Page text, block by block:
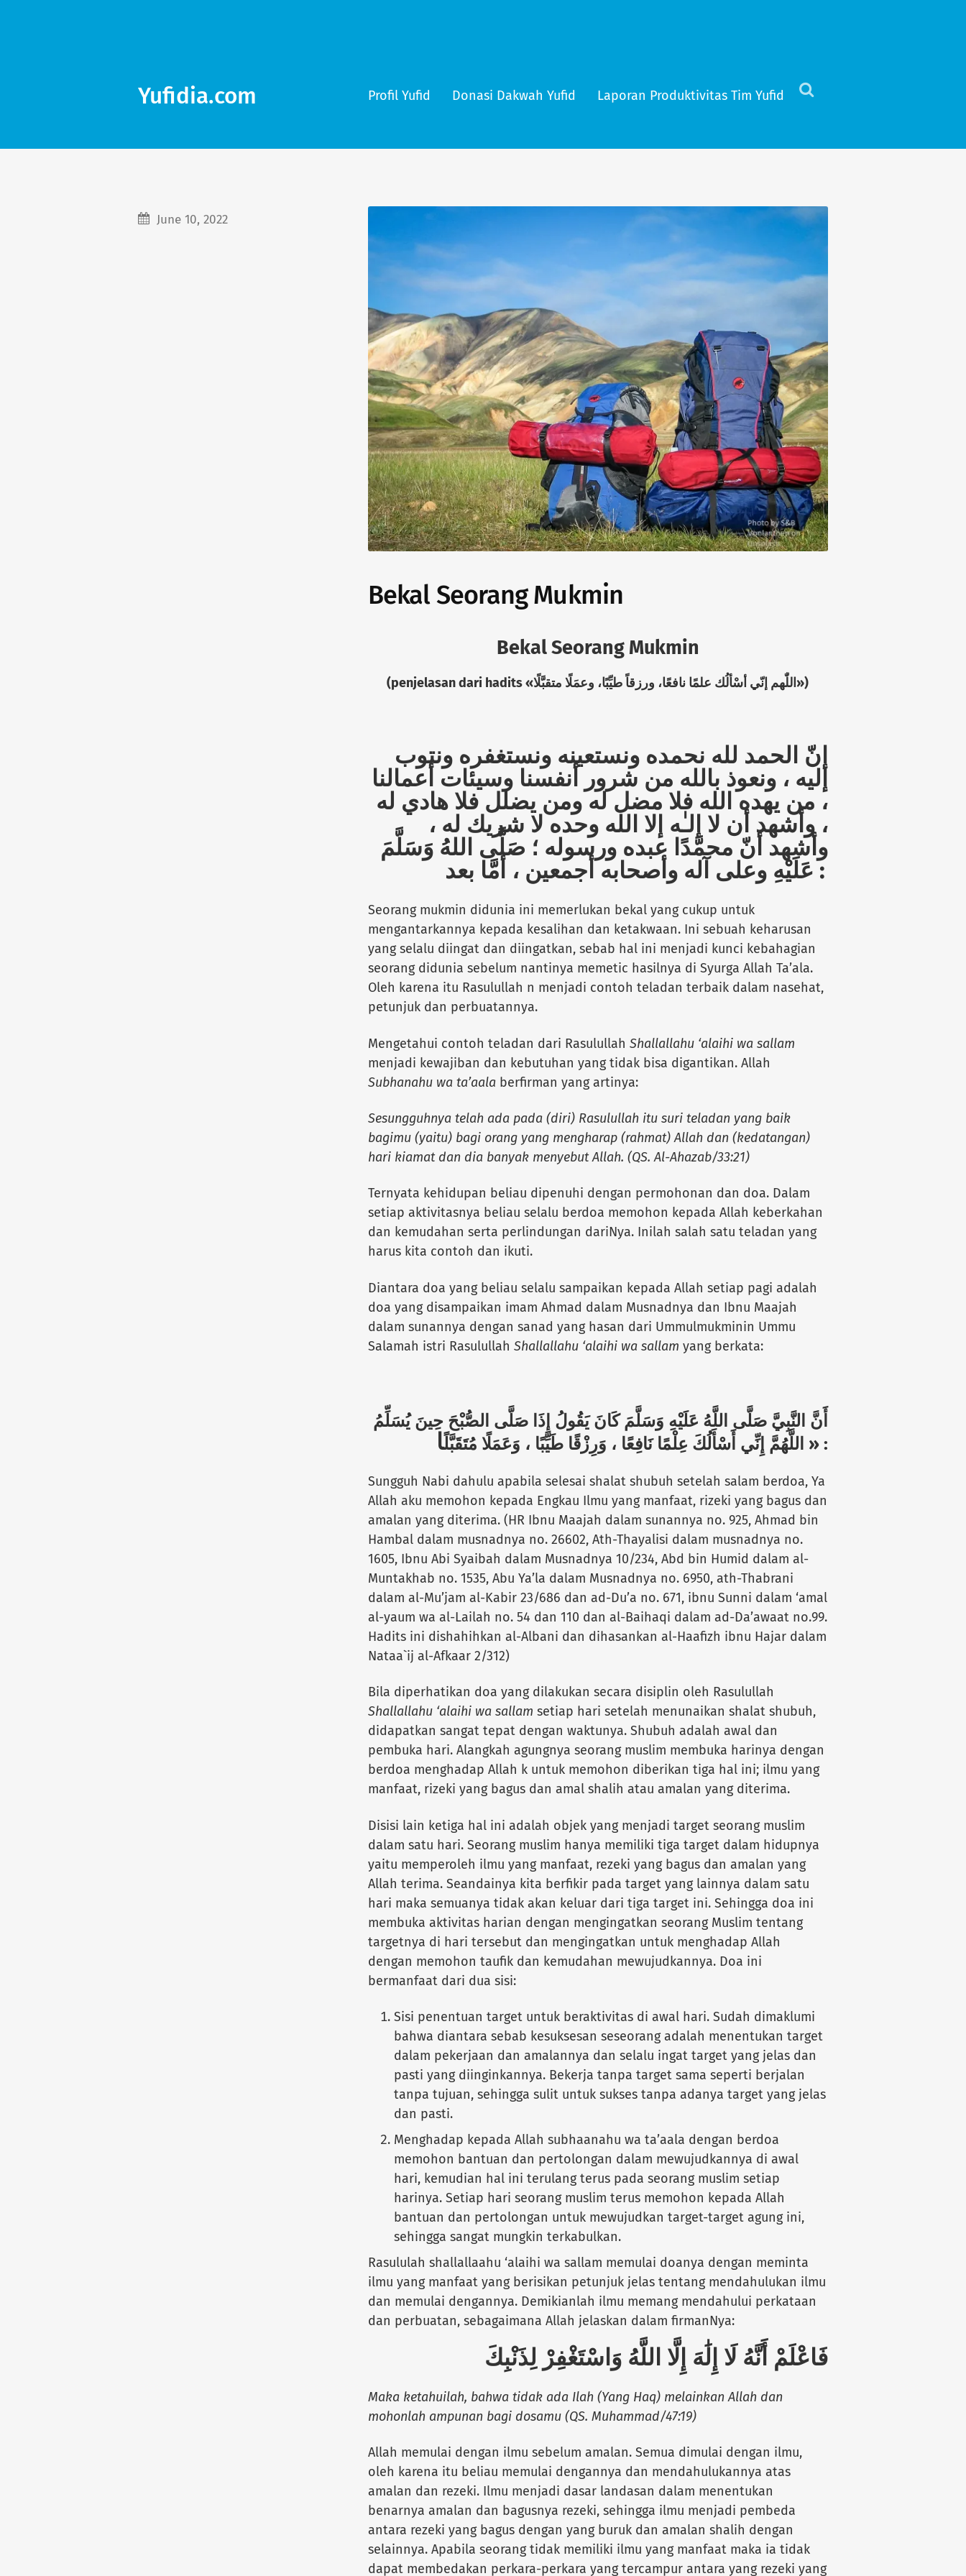
Yufidia.com
the
Profil Yufid Donasi Dakwah Yufid Laporan Produktivitas Tim Yufid
Bekal Seorang Mukmin
June 10, 2022
Bekal Seorang Mukmin
(penjelasan dari hadits «اللّٰهم إنّي أسْألُك علمًا نافعًا، ورزقاً طيِّبًا، وعمَلًا متقبَّلًا»)
إنّ الحمد لله نحمده ونستعينه ونستغفره ونتوب
إليه ، ونعوذ بالله من شرور أنفسنا وسيئات أعمالنا
، من يهده الله فلا مضل له ومن يضلل فلا هادي له
، وأشهد أن لا إلـٰه إلا الله وحده لا شريك له ،
وأشهد أنّ محمَّدًا عبده ورسوله ؛ صَلَّى اللهُ وَسَلَّمَ
عَلَيْهِ وعلى آله وأصحابه أجمعين ، أمَّا بعد :
Seorang mukmin didunia ini memerlukan bekal yang cukup untuk
mengantarkannya kepada kesalihan dan ketakwaan. Ini sebuah keharusan
yang selalu diingat dan diingatkan, sebab hal ini menjadi kunci kebahagian
seorang didunia sebelum nantinya memetic hasilnya di Syurga Allah Ta’ala.
Oleh karena itu Rasulullah n menjadi contoh teladan terbaik dalam nasehat,
petunjuk dan perbuatannya.
Mengetahui contoh teladan dari Rasulullah Shallallahu ‘alaihi wa sallam
menjadi kewajiban dan kebutuhan yang tidak bisa digantikan. Allah
Subhanahu wa ta’aalaberfirman yang artinya:
Sesungguhnya telah ada pada (diri) Rasulullah itu suri teladan yang baik
bagimu (yaitu) bagi orang yang mengharap (rahmat) Allah dan (kedatangan)
hari kiamat dan dia banyak menyebut Allah. (QS. Al-Ahazab/33:21)
Ternyata kehidupan beliau dipenuhi dengan permohonan dan doa. Dalam
setiap aktivitasnya beliau selalu berdoa memohon kepada Allah keberkahan
dan kemudahan serta perlindungan dariNya. Inilah salah satu teladan yang
harus kita contoh dan ikuti.
Diantara doa yang beliau selalu sampaikan kepada Allah setiap pagi adalah
doa yang disampaikan imam Ahmad dalam Musnadnya dan Ibnu Maajah
dalam sunannya dengan sanad yang hasan dari Ummulmukminin Ummu
Salamah istri Rasulullah Shallallahu ‘alaihi wa sallam yang berkata:
أَنَّ النَّبِيَّ صَلَّى اللَّهُ عَلَيْهِ وَسَلَّمَ كَانَ يَقُولُ إِذَا صَلَّى الصُّبْحَ حِينَ يُسَلِّمُ
: « اللَّهُمَّ إِنِّي أَسْأَلُكَ عِلْمًا نَافِعًا ، وَرِزْقًا طَيِّبًا ، وَعَمَلًا مُتَقَبَّلًا
Sungguh Nabi dahulu apabila selesai shalat shubuh setelah salam berdoa, Ya
Allah aku memohon kepada Engkau Ilmu yang manfaat, rizeki yang bagus dan
amalan yang diterima. (HR Ibnu Maajah dalam sunannya no. 925, Ahmad bin
Hambal dalam musnadnya no. 26602, Ath-Thayalisi dalam musnadnya no.
1605, Ibnu Abi Syaibah dalam Musnadnya 10/234, Abd bin Humid dalam al-
Muntakhab no. 1535, Abu Ya’la dalam Musnadnya no. 6950, ath-Thabrani
dalam al-Mu’jam al-Kabir 23/686 dan ad-Du’a no. 671, ibnu Sunni dalam ‘amal
al-yaum wa al-Lailah no. 54 dan 110 dan al-Baihaqi dalam ad-Da’awaat no.99.
Hadits ini dishahihkan al-Albani dan dihasankan al-Haafizh ibnu Hajar dalam
Nataa`ij al-Afkaar 2/312)
Bila diperhatikan doa yang dilakukan secara disiplin oleh Rasulullah
Shallallahu ‘alaihi wa sallam setiap hari setelah menunaikan shalat shubuh,
didapatkan sangat tepat dengan waktunya. Shubuh adalah awal dan
pembuka hari. Alangkah agungnya seorang muslim membuka harinya dengan
berdoa menghadap Allah k untuk memohon diberikan tiga hal ini; ilmu yang
manfaat, rizeki yang bagus dan amal shalih atau amalan yang diterima.
Disisi lain ketiga hal ini adalah objek yang menjadi target seorang muslim
dalam satu hari. Seorang muslim hanya memiliki tiga target dalam hidupnya
yaitu memperoleh ilmu yang manfaat, rezeki yang bagus dan amalan yang
Allah terima. Seandainya kita berfikir pada target yang lainnya dalam satu
hari maka semuanya tidak akan keluar dari tiga target ini. Sehingga doa ini
membuka aktivitas harian dengan mengingatkan seorang Muslim tentang
targetnya di hari tersebut dan mengingatkan untuk menghadap Allah
dengan memohon taufik dan kemudahan mewujudkannya. Doa ini
bermanfaat dari dua sisi:
Sisi penentuan target untuk beraktivitas di awal hari. Sudah dimaklumi
bahwa diantara sebab kesuksesan seseorang adalah menentukan target
dalam pekerjaan dan amalannya dan selalu ingat target yang jelas dan
pasti yang diinginkannya. Bekerja tanpa target sama seperti berjalan
tanpa tujuan, sehingga sulit untuk sukses tanpa adanya target yang jelas
dan pasti.
Menghadap kepada Allah subhaanahu wa ta’aala dengan berdoa
memohon bantuan dan pertolongan dalam mewujudkannya di awal
hari, kemudian hal ini terulang terus pada seorang muslim setiap
harinya. Setiap hari seorang muslim terus memohon kepada Allah
bantuan dan pertolongan untuk mewujudkan target-target agung ini,
sehingga sangat mungkin terkabulkan.
Rasululah shallallaahu ‘alaihi wa sallam memulai doanya dengan meminta
ilmu yang manfaat yang berisikan petunjuk jelas tentang mendahulukan ilmu
dan memulai dengannya. Demikianlah ilmu memang mendahului perkataan
dan perbuatan, sebagaimana Allah jelaskan dalam firmanNya:
فَاعْلَمْ أَنَّهُ لَا إِلَٰهَ إِلَّا اللَّهُ وَاسْتَغْفِرْ لِذَنْبِكَ
Maka ketahuilah, bahwa tidak ada Ilah (Yang Haq) melainkan Allah dan
mohonlah ampunan bagi dosamu (QS. Muhammad/47:19)
Allah memulai dengan ilmu sebelum amalan. Semua dimulai dengan ilmu,
oleh karena itu beliau memulai dengannya dan mendahulukannya atas
amalan dan rezeki. Ilmu menjadi dasar landasan dalam menentukan
benarnya amalan dan bagusnya rezeki, sehingga ilmu menjadi pembeda
antara rezeki yang bagus dengan yang buruk dan amalan shalih dengan
selainnya. Apabila seorang tidak memiliki ilmu yang manfaat maka ia tidak
dapat membedakan perkara-perkara yang tercampur antara yang rezeki yang